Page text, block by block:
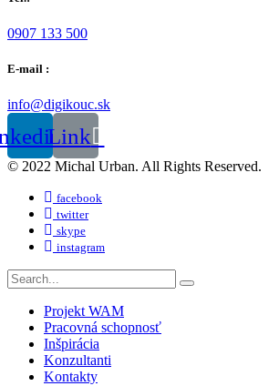
0907 133 500
E-mail :
info@digikouc.sk
Link
© 2022 Michal Urban. All Rights Reserved.
facebook
twitter
skype
instagram
Projekt WAM
Pracovná schopnosť
Inšpirácia
Konzultanti
Kontakty